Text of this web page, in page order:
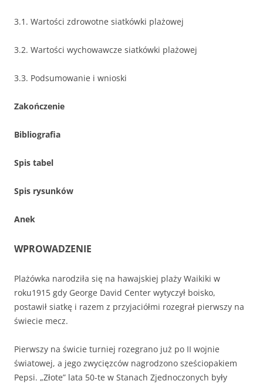
3.1. Wartości zdrowotne siatkówki plażowej
3.2. Wartości wychowawcze siatkówki plażowej
3.3. Podsumowanie i wnioski
Zakończenie
Bibliografia
Spis tabel
Spis rysunków
Anek
WPROWADZENIE
Plażówka narodziła się na hawajskiej plaży Waikiki w
roku1915 gdy George David Center wytyczył boisko,
postawił siatkę i razem z przyjaciółmi rozegrał pierwszy na
świecie mecz.
Pierwszy na świcie turniej rozegrano już po II wojnie
światowej, a jego zwycięzców nagrodzono sześciopakiem
Pepsi. „Złote” lata 50-te w Stanach Zjednoczonych były